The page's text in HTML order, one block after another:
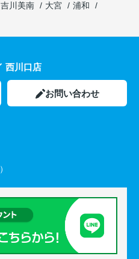
吉川美南 大宮
浦和
西川口店
お問い合わせ